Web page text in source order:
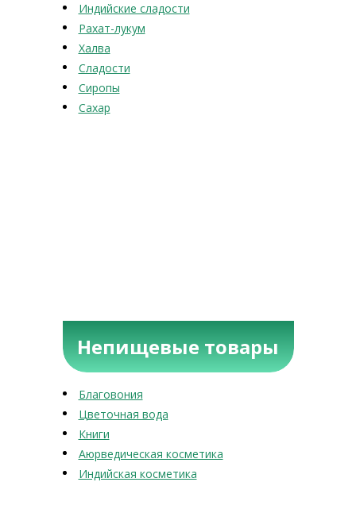
Индийские сладости
Рахат-лукум
Халва
Сладости
Сиропы
Сахар
Непищевые товары
Благовония
Цветочная вода
Книги
Аюрведическая косметика
Индийская косметика